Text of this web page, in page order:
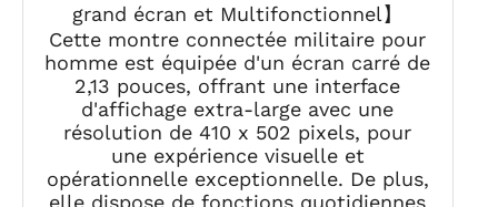
grand écran et Multifonctionnel】
Cette montre connectée militaire pour
homme est équipée d'un écran carré de
2,13 pouces, offrant une interface
d'affichage extra-large avec une
résolution de 410 x 502 pixels, pour
une expérience visuelle et
opérationnelle exceptionnelle. De plus,
elle dispose de fonctions quotidiennes